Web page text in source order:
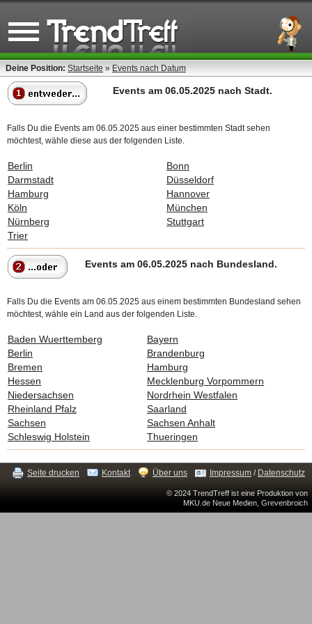
Deine Position: Startseite » Events nach Datum
Events am 06.05.2025 nach Stadt.
Falls Du die Events am 06.05.2025 aus einer bestimmten Stadt sehen
möchtest, wähle diese aus der folgenden Liste.
Berlin
Bonn
Darmstadt
Düsseldorf
Hamburg
Hannover
Köln
München
Nürnberg
Stuttgart
Trier
Events am 06.05.2025 nach Bundesland.
Falls Du die Events am 06.05.2025 aus einem bestimmten Bundesland sehen
möchtest, wähle ein Land aus der folgenden Liste.
Baden Wuerttemberg
Bayern
Berlin
Brandenburg
Bremen
Hamburg
Hessen
Mecklenburg Vorpommern
Niedersachsen
Nordrhein Westfalen
Rheinland Pfalz
Saarland
Sachsen
Sachsen Anhalt
Schleswig Holstein
Thueringen
Seite drucken Kontakt Über uns Impressum / Datenschutz
© 2024 TrendTreff ist eine Produktion von
MKU.de Neue Medien, Grevenbroich